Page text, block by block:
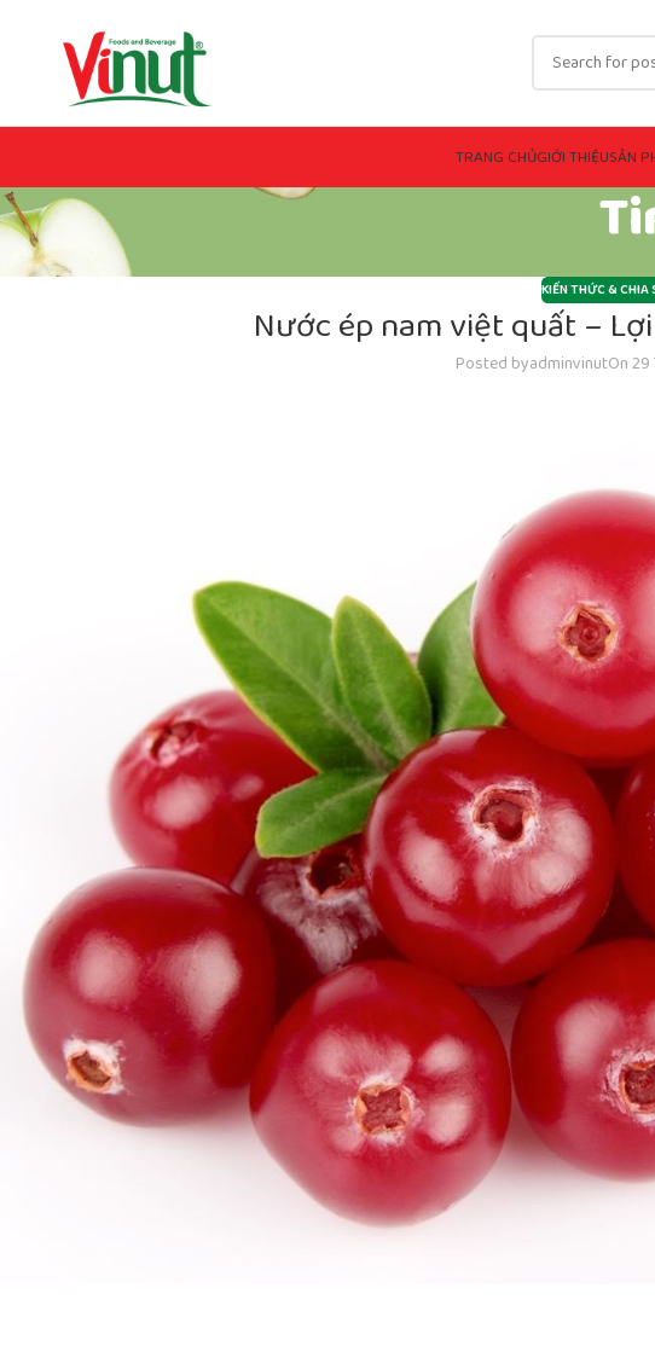
TRANG CHỦGIỚI THIỆUSẢN
KIẾN THỨC & CHIA
Nước ép nam việt quất –
Posted byadminvinutOn